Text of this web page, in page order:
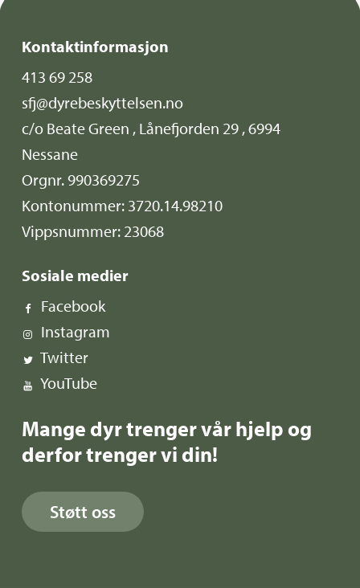
Kontaktinformasjon
413 69 258
sfj@dyrebeskyttelsen.no
c/o Beate Green , Lånefjorden 29 , 6994
Nessane
Orgnr. 990369275
Kontonummer: 3720.14.98210
Vippsnummer: 23068
Sosiale medier
Facebook
Instagram
Twitter
YouTube
Mange dyr trenger vår hjelp og
derfor trenger vi din!
Støtt oss